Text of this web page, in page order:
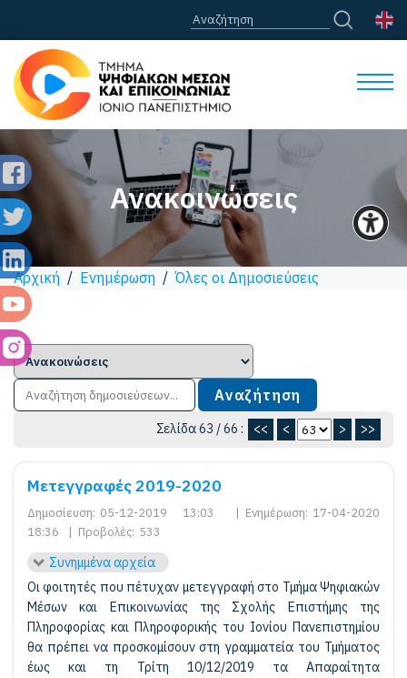
Ανακοινώσεις
Αρχική / Ενημέρωση /Όλες οι Δημοσιεύσεις
Σελίδα 63 / 66 : << < > >>
Μετεγγραφές 2019-2020
Δημοσίευση: 05-12-2019 13:03 | Ενημέρωση: 17-04-2020
18:36
| Προβολές: 533
Συνημμένα αρχεία
Οι φοιτητές που πέτυχαν μετεγγραφή στο Τμήμα Ψηφιακών
Μέσων και Επικοινωνίας της Σχολής Επιστήμης της
Πληροφορίας και Πληροφορικής του Ιονίου Πανεπιστημίου
θα πρέπει να προσκομίσουν στη γραμματεία του Τμήματος
έως και τη Τρίτη 10/12/2019 τα Απαραίτητα